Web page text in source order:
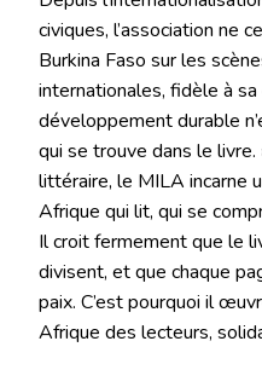
civiques, l’association ne
Burkina Faso sur les
internationales, fidèle à sa
développement durable
qui se trouve dans le livre.
littéraire, le MILA incarne
Afrique qui lit, qui se
Il croit fermement que le
divisent, et que chaque
paix. C’est pourquoi il
Afrique des lecteurs,